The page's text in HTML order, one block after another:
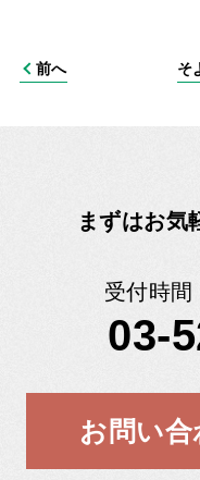
前へ そ
まずはお気
受付時
03-
お問い